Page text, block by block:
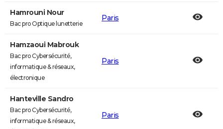
Hamrouni Nour
Bac pro Optique lunetterie
Paris
Hamzaoui Mabrouk
Bac pro Cybersécurité,
informatique & réseaux,
électronique
Paris
Hanteville Sandro
Bac pro Cybersécurité,
informatique & réseaux,
Paris